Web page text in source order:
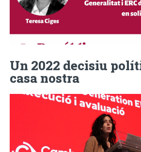
Un 2022 decisiu
casa nostra